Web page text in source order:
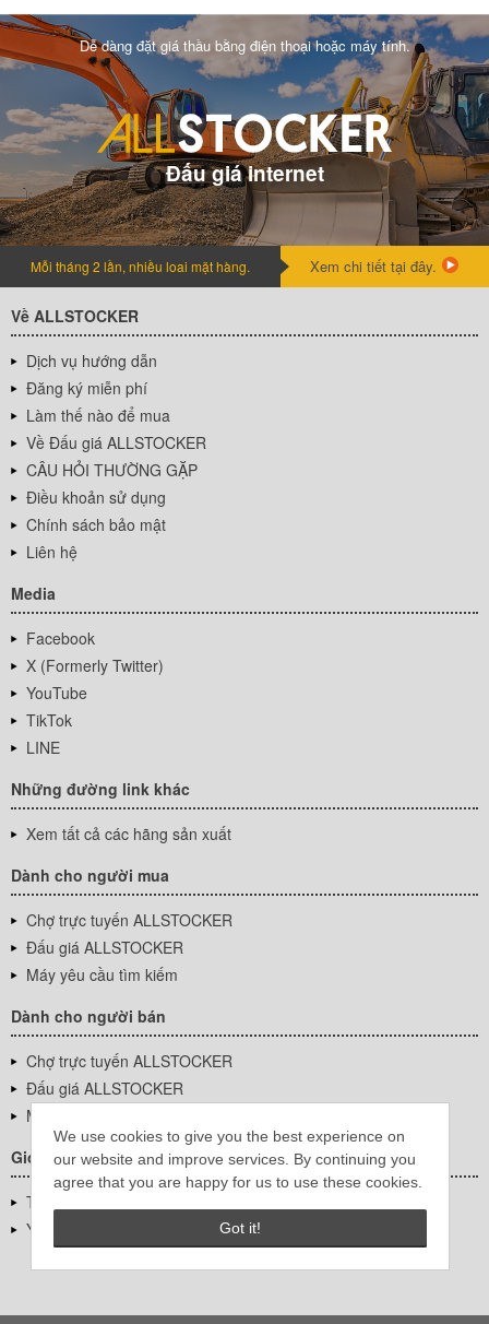
We use cookies to give you the best experience on
our website and improve services. By continuing you
agree that you are happy for us to use these cookies.
Got it!
Dễ dàng đặt giá thầu bằng điện thoại hoặc máy tính.
Đấu giá internet
Mỗi tháng 2 lần, nhiều loai mặt hàng. Xem chi tiết tại đây.
Về ALLSTOCKER
Dịch vụ hướng dẫn
Đăng ký miễn phí
Làm thế nào để mua
Về Đấu giá ALLSTOCKER
CÂU HỎI THƯỜNG GẶP
Điều khoản sử dụng
Chính sách bảo mật
Liên hệ
Media
Facebook
X (Formerly Twitter)
YouTube
TikTok
LINE
Những đường link khác
Xem tất cả các hãng sản xuất
Dành cho người mua
Chợ trực tuyến ALLSTOCKER
Đấu giá ALLSTOCKER
Máy yêu cầu tìm kiếm
Dành cho người bán
Chợ trực tuyến ALLSTOCKER
Đấu giá ALLSTOCKER
Máy yêu cầu tìm kiếm
Giới thiệu công ty
Thông tin về doanh nghiệp
YUTAKA Inc.